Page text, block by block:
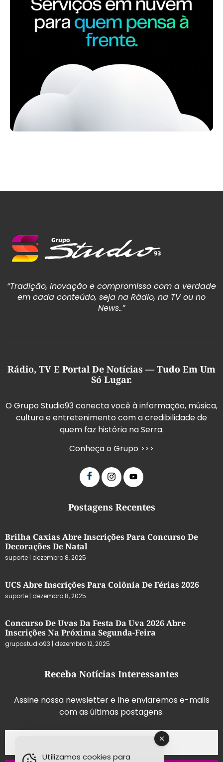
“Tradição, inovação e compromisso com a verdade
em cada conteúdo, seja na Rádio, na TV ou no
News..”
Rádio, TV E Portal De Notícias — Tudo Em Um
Só Lugar.
O Grupo Studio93 conecta você à informação, música,
cultura e entretenimento com a credibilidade de
quem faz história na Serra.
Conheça o Grupo >>>
Postagens Recentes
Brilha Caxias Abre Inscrições Para Concurso De
Decorações De Natal
suporte dezembro 8, 2025
UCS Abre Inscrições Para Colônia De Férias 2026
suporte dezembro 8, 2025
Concurso De Uvas Da Festa Da Uva 2026 Abre
Inscrições Na Próxima Segunda-Feira
grupostudio93 dezembro 12, 2025
Receba Notícias Interessantes
Assine nossa newsletter e lhe enviaremos e-mails
com as últimas postagens.
Utilizamos cookies para